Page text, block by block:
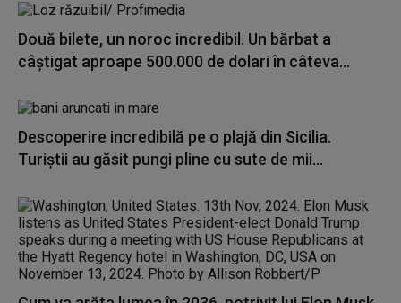
Două bilete, un noroc incredibil. Un bărbat a
câștigat aproape 500.000 de dolari în câteva...
Descoperire incredibilă pe o plajă din Sicilia.
Turiștii au găsit pungi pline cu sute de mii...